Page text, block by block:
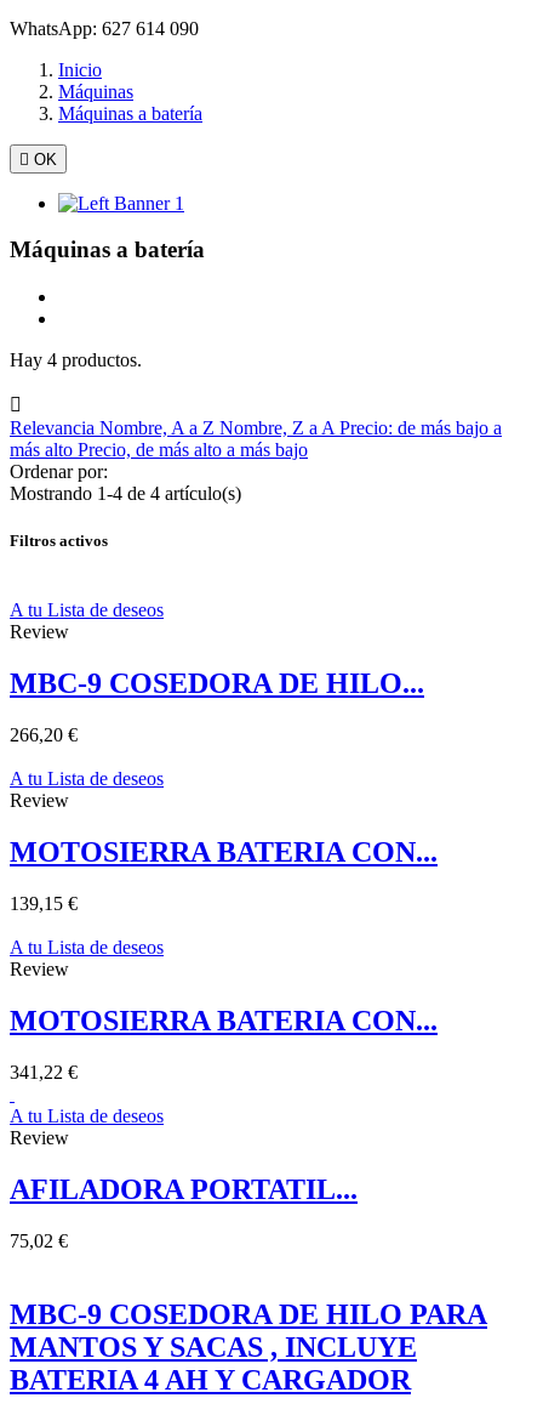
WhatsApp: 627 614 090
Inicio
Máquinas
Máquinas a batería
 OK
Máquinas a batería
Hay 4 productos.

Relevancia Nombre, A a Z Nombre, Z a A Precio: de más bajo a
más alto Precio, de más alto a más bajo
Ordenar por:
Mostrando 1-4 de 4 artículo(s)
Filtros activos
A tu Lista de deseos
Review
MBC-9 COSEDORA DE HILO...
266,20 €
A tu Lista de deseos
Review
MOTOSIERRA BATERIA CON...
139,15 €
A tu Lista de deseos
Review
MOTOSIERRA BATERIA CON...
341,22 €
A tu Lista de deseos
Review
AFILADORA PORTATIL...
75,02 €
MBC-9 COSEDORA DE HILO PARA
MANTOS Y SACAS , INCLUYE
BATERIA 4 AH Y CARGADOR